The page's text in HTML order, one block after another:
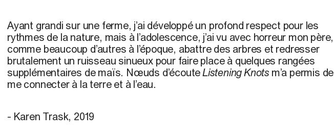
Ayant grandi sur une ferme, j’ai développé un profond respect pour les
rythmes de la nature, mais à l’adolescence, j’ai vu avec horreur mon père,
comme beaucoup d’autres à l’époque, abattre des arbres et redresser
brutalement un ruisseau sinueux pour faire place à quelques rangées
supplémentaires de maïs. Nœuds d’écouteListening Knots m’a permis de
me connecter à la terre et à l’eau.
- Karen Trask, 2019